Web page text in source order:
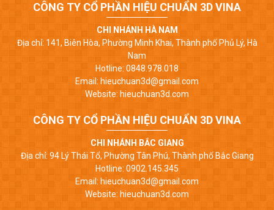
CÔNG TY CỔ PHẦN HIỆU CHUẨN 3D VINA
CHI NHÁNH HÀ NAM
Địa chỉ: 141, Biên Hòa, Phường Minh Khai, Thành phố Phủ Lý, Hà
Nam
Hotline: 0848.978.018
Email: hieuchuan3d@gmail.com
Website: hieuchuan3d.com
CÔNG TY CỔ PHẦN HIỆU CHUẨN 3D VINA
CHI NHÁNH BẮC GIANG
Địa chỉ: 94 Lý Thái Tổ, Phường Tân Phú, Thành phố Bắc Giang
Hotline: 0902.145.345
Email: hieuchuan3d@gmail.com
Website: hieuchuan3d.com